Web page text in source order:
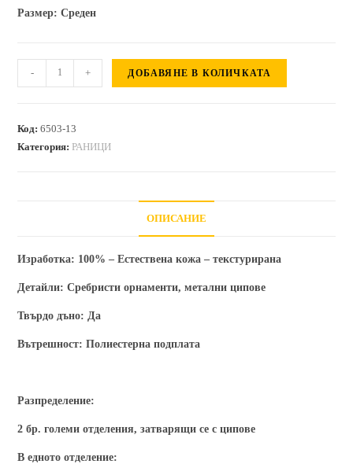
Размер: Среден
количество
за
раница
от
- + ДОБАВЯНЕ В КОЛИЧКАТА
Код:6503-13
Категория: РАНИЦИ
ОПИСАНИЕ
Изработка: 100% – Естествена кожа – текстурирана
Детайли: Сребристи орнаменти, метални ципове
Твърдо дъно: Да
Вътрешност:Полиестерна подплата
Разпределение:
2 бр. големи отделения, затварящи се с ципове
В едното отделение: